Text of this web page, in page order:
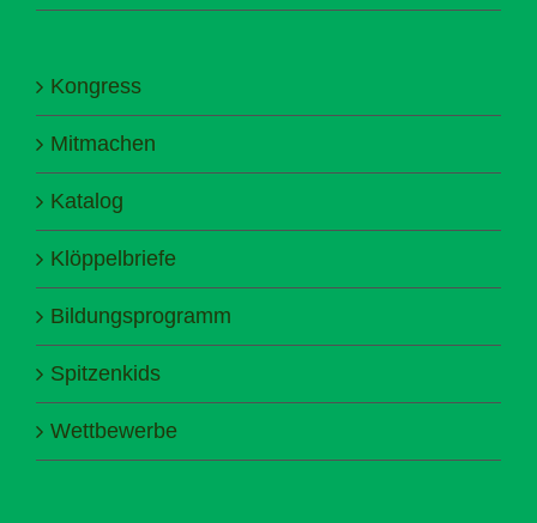
Kongress
Mitmachen
Katalog
Klöppelbriefe
Bildungsprogramm
Spitzenkids
Wettbewerbe